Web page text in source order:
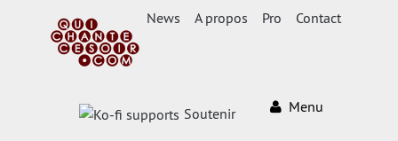
News A propos Pro Contact
Soutenir Menu